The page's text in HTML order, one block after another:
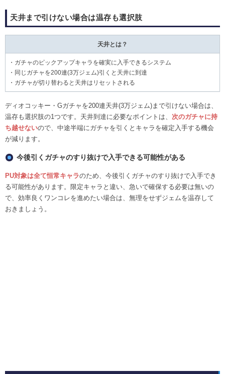
天井まで引けない場合は温存も選択肢
天井とは？
・ガチャのピックアップキャラを確実に入手できるシステム
・同じガチャを200連(3万ジェム)引くと天井に到達
・ガチャが切り替わると天井はリセットされる
ディオコッキー・Gガチャを200連天井(3万ジェム)まで引けない場合は、
温存も選択肢の1つです。天井到達に必要なポイントは、 次のガチャに持
ち越せないので、中途半端にガチャを引くとキャラを確定入手する機会
が減ります。
今後引くガチャのすり抜けで入手できる可能性がある
PU対象は全て恒常キャラのため、今後引くガチャのすり抜けで入手でき
る可能性があります。限定キャラと違い、急いで確保する必要は無いの
で、効率良くワンコレを進めたい場合は、無理をせずジェムを温存して
おきましょう。